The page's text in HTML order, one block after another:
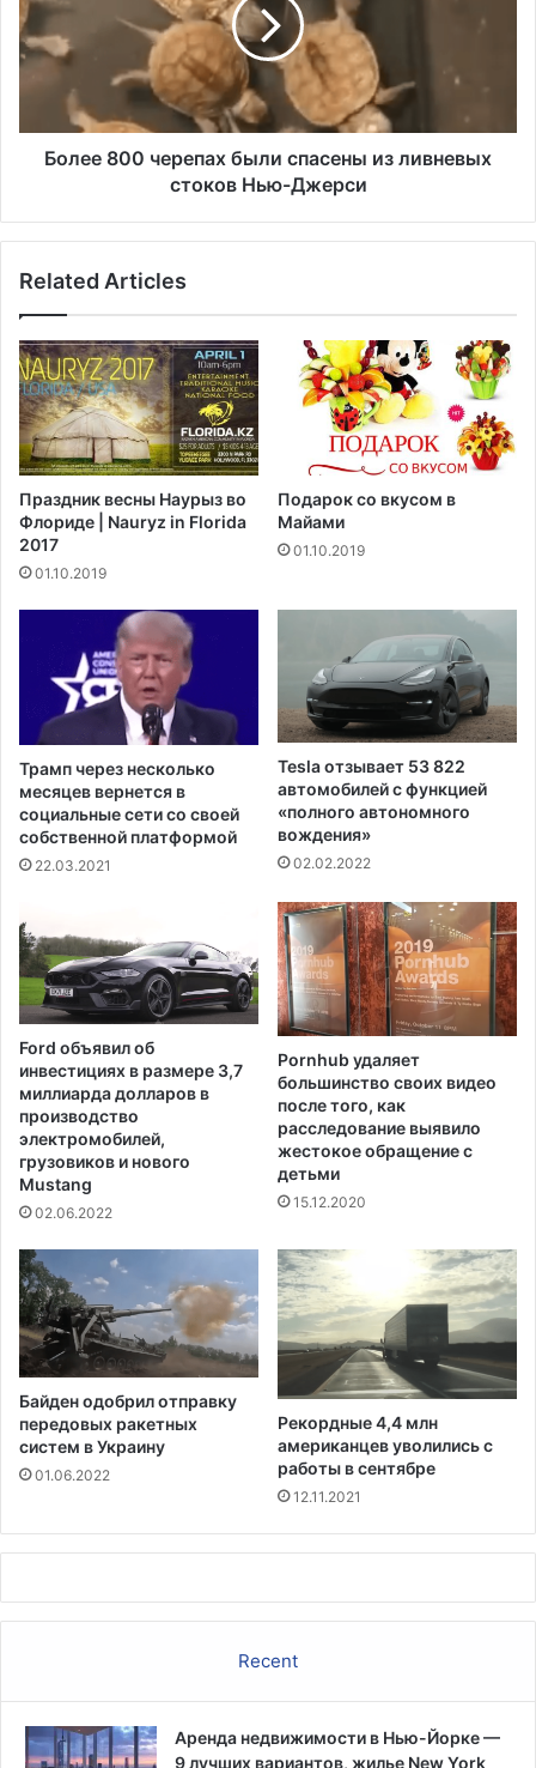
р
у
п
к
е
т
п
о
с
т
п
р
е
с
т
р
я
л
о
г
о
о
м
"
п
р
и
е
р
н
о
ч
р
е
г
д
е
8
ч
х
л
и
с
п
а
е
н
и
з
в
ы
х
с
т
о
в
Н
ь
Д
ж
е
р
с
и
Более 800 черепах были спасены из ливневых
стоков Нью-Джерси
Related Articles
Праздник весны Наурыз во
Флориде | Nauryz in Florida
2017
01.10.2019
Подарок со вкусом в
Майами
01.10.2019
Трамп через несколько
месяцев вернется в
социальные сети со своей
собственной платформой
22.03.2021
Tesla отзывает 53 822
автомобилей с функцией
«полного автономного
вождения»
02.02.2022
Ford объявил об
инвестициях в размере 3,7
миллиарда долларов в
производство
электромобилей,
грузовиков и нового
Mustang
02.06.2022
Pornhub удаляет
большинство своих видео
после того, как
расследование выявило
жестокое обращение с
детьми
15.12.2020
Байден одобрил отправку
передовых ракетных
систем в Украину
01.06.2022
Рекордные 4,4 млн
американцев уволились с
работы в сентябре
12.11.2021
Recent
Аренда недвижимости в Нью-Йорке —
9 лучших вариантов, жилье New York